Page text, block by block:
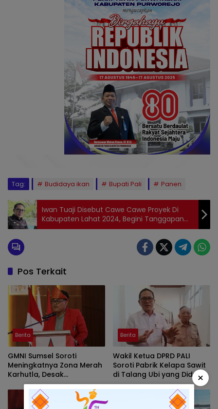
Tag: Budidaya ikan Bupati Pali Panen
Iwan Tuaji Disebut Cawe Cawe Proyek Di
Kabupaten Lahat 2024, Begini Tanggapan
Firdaus Hasbullah
Pos Terkait
Berita
GMNI Sumsel Soroti
Meningkatnya Zona Merah
Karhutla, Desak
Pemerintah Perkuat
Mitigasi dan Penegakan
Hukum
Berita
Wakil Ketua DPRD PALI
Soroti Pabrik Kelapa Sawit
di Talang Ubi yang Diduga
Beroperasi Tanpa AMDAL
×